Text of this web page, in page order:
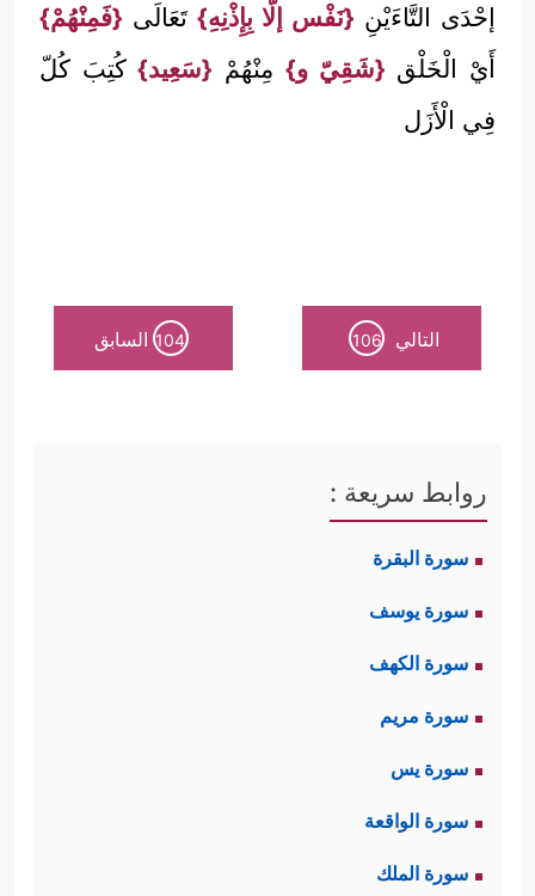
إحْدَى التَّاءَيْنِ {نَفْس إلَّا بِإِذْنِهِ} تَعَالَى {فَمِنْهُمْ}
أَيْ الْخَلْق {شَقِيّ و} مِنْهُمْ {سَعِيد}كُتِبَ كُلّ
فِي الْأَزَل
التالي 106
104 السابق
روابط سريعة :
سورة البقرة
سورة يوسف
سورة الكهف
سورة مريم
سورة يس
سورة الواقعة
سورة الملك